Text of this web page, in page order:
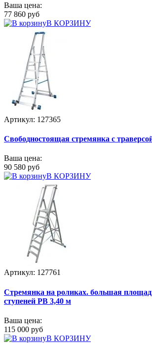
Ваша цена:
77 860 руб
В КОРЗИНУ
Артикул: 127365
Свободностоящая стремянка с
Ваша цена:
90 580 руб
В КОРЗИНУ
Артикул: 127761
Стремянка на роликах. большая
ступеней РВ 3,40 м
Ваша цена:
115 000 руб
В КОРЗИНУ